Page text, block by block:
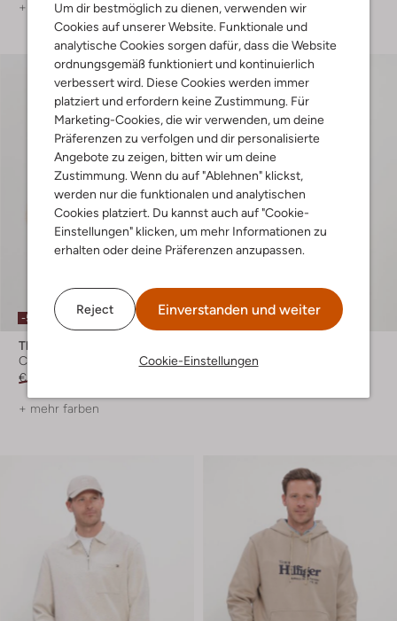
Um dir bestmöglich zu dienen, verwenden wir
Cookies auf unserer Website. Funktionale und
analytische Cookies sorgen dafür, dass die Website
ordnungsgemäß funktioniert und kontinuierlich
verbessert wird. Diese Cookies werden immer
platziert und erfordern keine Zustimmung. Für
Marketing-Cookies, die wir verwenden, um deine
Präferenzen zu verfolgen und dir personalisierte
Angebote zu zeigen, bitten wir um deine
Zustimmung. Wenn du auf "Ablehnen" klickst,
werden nur die funktionalen und analytischen
Cookies platziert. Du kannst auch auf "Cookie-
Einstellungen" klicken, um mehr Informationen zu
erhalten oder deine Präferenzen anzupassen.
Reject Einverstanden und weiter
Cookie-Einstellungen
+ mehr farben
-50%
The Goodpeople
Casual-Hemd
€ 134,99
+ mehr farben
Sweatshirt